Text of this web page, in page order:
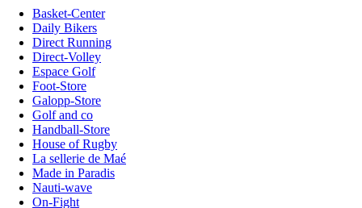
Basket-Center
Daily Bikers
Direct Running
Direct-Volley
Espace Golf
Foot-Store
Galopp-Store
Golf and co
Handball-Store
House of Rugby
La sellerie de Maé
Made in Paradis
Nauti-wave
On-Fight